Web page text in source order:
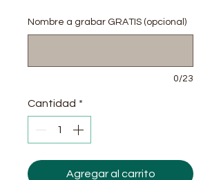
Nombre a grabar GRATIS (opcional)
0/23
Cantidad *
Agregar al carrito